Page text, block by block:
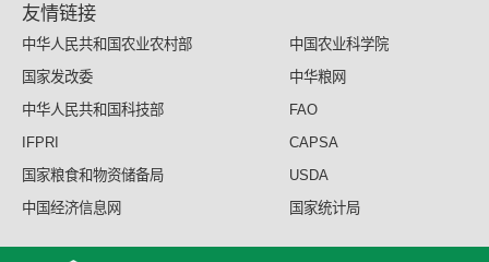
友情链接
中华人民共和国农业农村部
中国农业科学院
国家发改委
中华粮网
中华人民共和国科技部
FAO
IFPRI
CAPSA
国家粮食和物资储备局
USDA
中国经济信息网
国家统计局